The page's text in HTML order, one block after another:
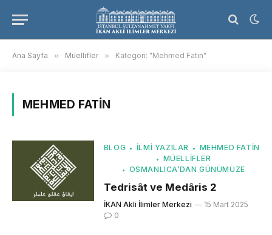
Ana Sayfa » Müellifler » Kategori: "Mehmed Fatin"
MEHMED FATIN
BLOG İLMI YAZILAR
MEHMED FATIN
MÜELLIFLER
OSMANLICA’DAN GÜNÜMÜZE
Tedrisât ve Medâris 2
İKAN Akli İlimler Merkezi
15 Mart 2025
0